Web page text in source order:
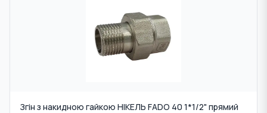
Згін з накидною гайкою НІКЕЛЬ FADO 40 1*1/2" прямий